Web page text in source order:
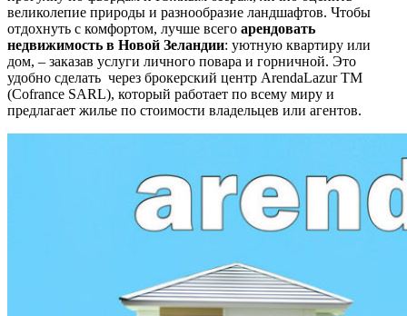
великолепие природы и разнообразие ландшафтов. Чтобы
отдохнуть с комфортом, лучше всего арендовать
недвижимость в Новой Зеландии: уютную квартиру или
дом, – заказав услуги личного повара и горничной. Это
удобно сделать через брокерский центр ArendaLazur TM
(Cofrance SARL), который работает по всему миру и
предлагает жилье по стоимости владельцев или агентов.